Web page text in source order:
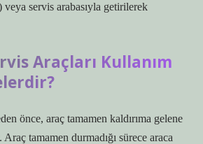
servis arabasıyla getirilerek
Araçları Kullanım
önce, araç tamamen kaldırıma gelene
tamamen durmadığı sürece araca